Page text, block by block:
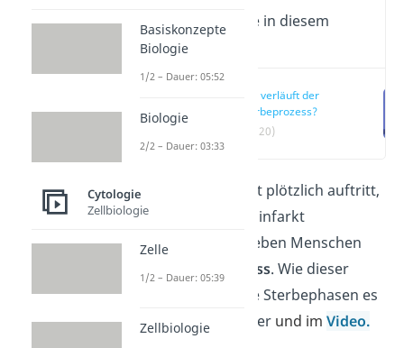
Wichtige Inhalte in diesem
Video
Wie verläuft der
Sterbeprozess?
(00:20)
Wenn der Tod nicht plötzlich auftritt,
wie bei einem Herzinfarkt
beispielsweise, erleben Menschen
einen
Sterbeprozess. Wie dieser
abläuft und welche Sterbephasen es
gibt, erfährst du hier und imVideo.
Basiskonzepte
Biologie
1/2 – Dauer: 05:52
Biologie
2/2 – Dauer: 03:33
Cytologie
Zellbiologie
Zelle
1/2 – Dauer: 05:39
Zellbiologie